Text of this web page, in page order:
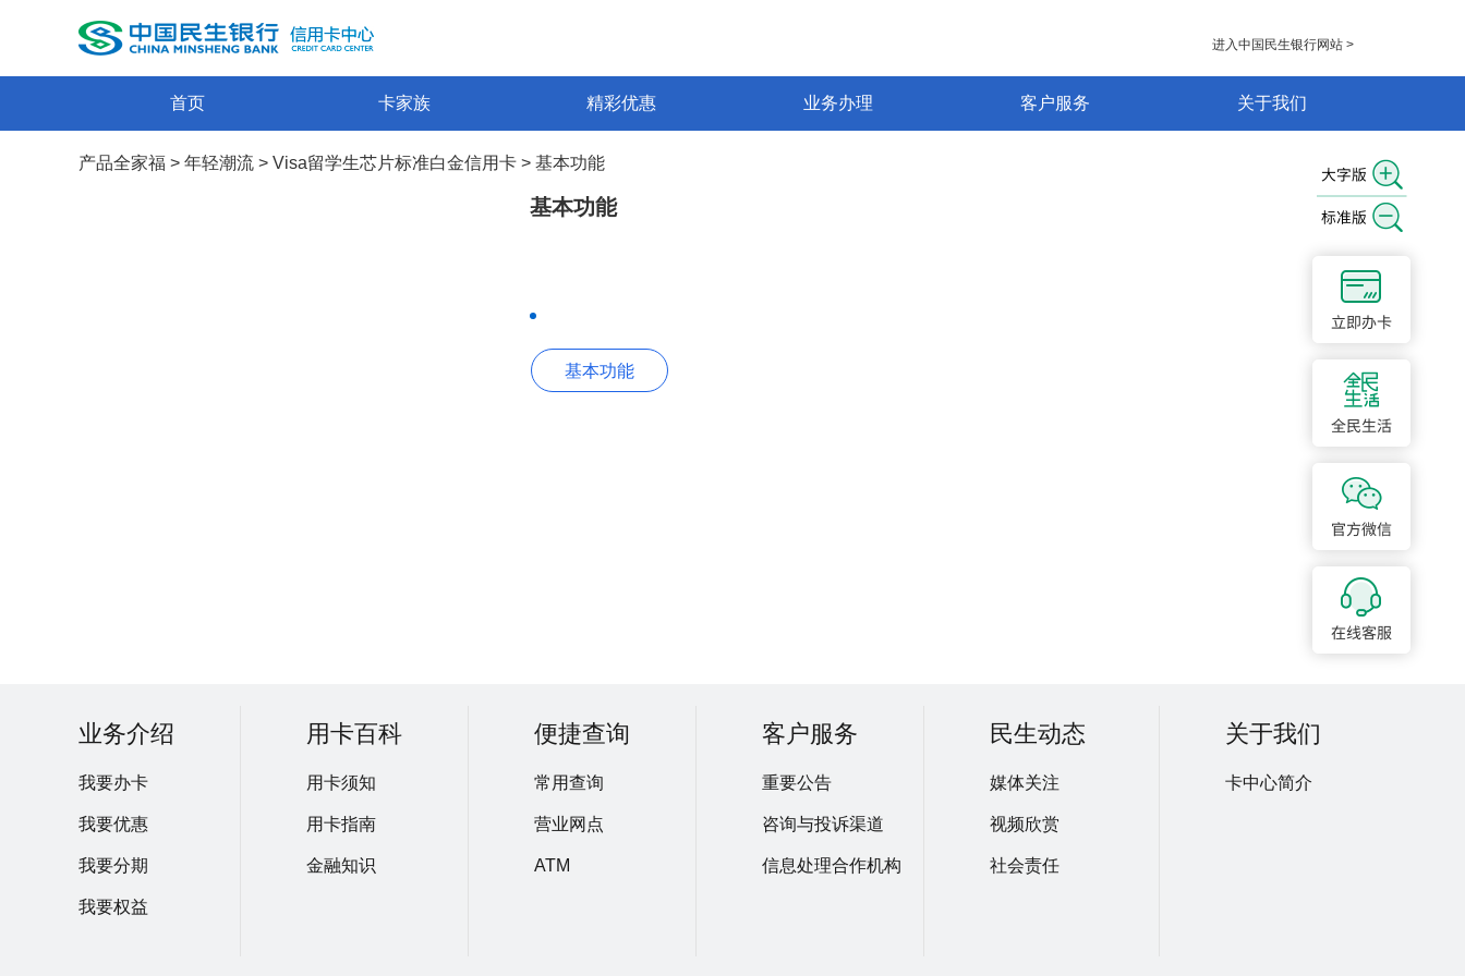
进入中国民生银行网站 >
首页 卡家族 精彩优惠 业务办理 客户服务 关于我们
产品全家福 > 年轻潮流 > Visa留学生芯片标准白金信用卡 > 基本功能
基本功能
基本功能
业务介绍
我要办卡
我要优惠
我要分期
我要权益
用卡百科
用卡须知
用卡指南
金融知识
便捷查询
常用查询
营业网点
ATM
客户服务
重要公告
咨询与投诉渠道
信息处理合作机构
民生动态
媒体关注
视频欣赏
社会责任
关于我们
卡中心简介